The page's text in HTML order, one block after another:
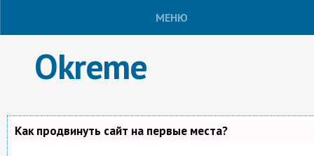
МЕНЮ
Okreme
Как продвинуть сайт на первые места?